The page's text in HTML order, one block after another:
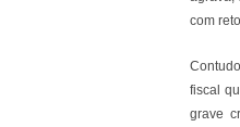
com
fiscal
grave